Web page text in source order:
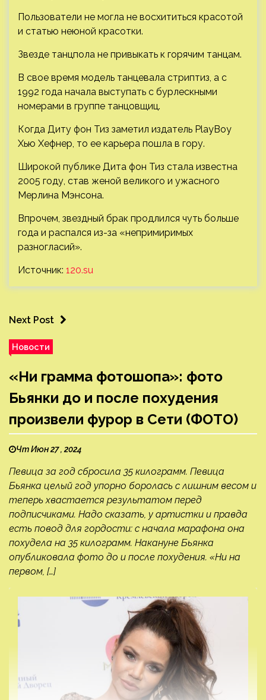
Пользователи не могла не восхититься красотой
и статью неюной красотки.
Звезде танцпола не привыкать к горячим танцам.
В свое время модель танцевала стриптиз, а с
1992 года начала выступать с бурлескными
номерами в группе танцовщиц.
Когда Диту фон Тиз заметил издатель PlayBoy
Хью Хефнер, то ее карьера пошла в гору.
Широкой публике Дита фон Тиз стала известна
2005 году, став женой великого и ужасного
Мерлина Мэнсона.
Впрочем, звездный брак продлился чуть больше
года и распался из-за «непримиримых
разногласий».
Источник: 120.su
Next Post
Новости
«Ни грамма фотошопа»: фото
Бьянки до и после похудения
произвели фурор в Сети (ФОТО)
Чт Июн 27 , 2024
Певица за год сбросила 35 килограмм. Певица
Бьянка целый год упорно боролась с лишним весом и
теперь хвастается результатом перед
подписчиками. Надо сказать, у артистки и правда
есть повод для гордости: с начала марафона она
похудела на 35 килограмм. Накануне Бьянка
опубликовала фото до и после похудения. «Ни на
первом, […]